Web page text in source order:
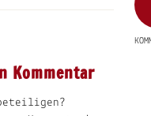
Kommentar